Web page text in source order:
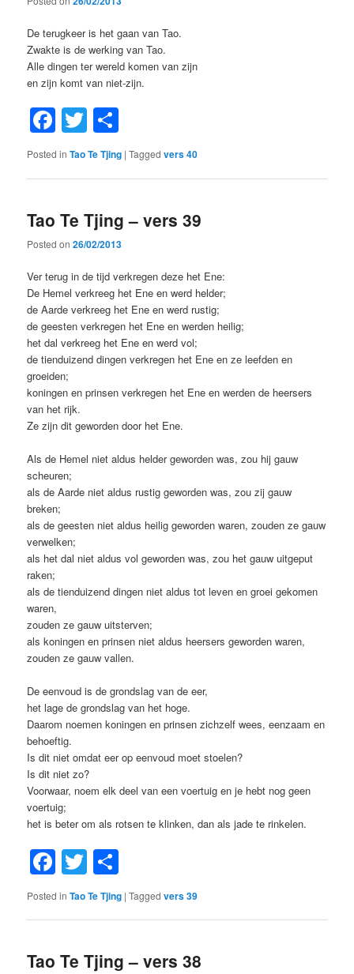
De terugkeer is het gaan van Tao.
Zwakte is de werking van Tao.
Alle dingen ter wereld komen van zijn
en zijn komt van niet-zijn.
Facebook
Twitter
Posted in Tao Te Tjing |Tagged vers 40
Tao Te Tjing – vers 39
Posted on26/02/2013
Ver terug in de tijd verkregen deze het Ene:
De Hemel verkreeg het Ene en werd helder;
de Aarde verkreeg het Ene en werd rustig;
de geesten verkregen het Ene en werden heilig;
het dal verkreeg het Ene en werd vol;
de tienduizend dingen verkregen het Ene en ze leefden en
groeiden;
koningen en prinsen verkregen het Ene en werden de heersers
van het rijk.
Ze zijn dit geworden door het Ene.
Als de Hemel niet aldus helder geworden was, zou hij gauw
scheuren;
als de Aarde niet aldus rustig geworden was, zou zij gauw
breken;
als de geesten niet aldus heilig geworden waren, zouden ze gauw
verwelken;
als het dal niet aldus vol geworden was, zou het gauw uitgeput
raken;
als de tienduizend dingen niet aldus tot leven en groei gekomen
waren,
zouden ze gauw uitsterven;
als koningen en prinsen niet aldus heersers geworden waren,
zouden ze gauw vallen.
De eenvoud is de grondslag van de eer,
het lage de grondslag van het hoge.
Daarom noemen koningen en prinsen zichzelf wees, eenzaam en
behoeftig.
Is dit niet omdat eer op eenvoud moet stoelen?
Is dit niet zo?
Voorwaar, noem elk deel van een voertuig en je hebt nog geen
voertuig;
het is beter om als rotsen te klinken, dan als jade te rinkelen.
Facebook
Twitter
Posted in Tao Te Tjing |Tagged vers 39
Tao Te Tjing – vers 38